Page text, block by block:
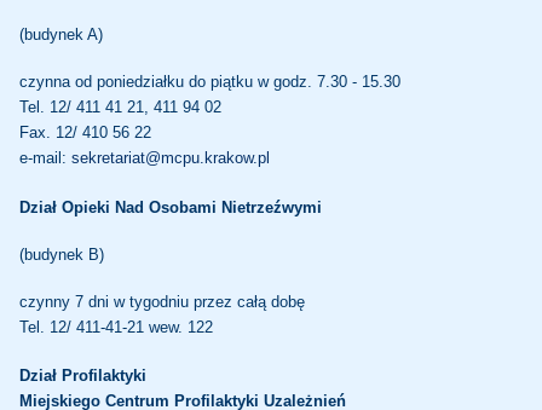
(budynek A)
czynna od poniedziałku do piątku w godz. 7.30 - 15.30
Tel. 12/ 411 41 21, 411 94 02
Fax. 12/ 410 56 22
e-mail: sekretariat@mcpu.krakow.pl
Dział Opieki Nad Osobami Nietrzeźwymi
(budynek B)
czynny 7 dni w tygodniu przez całą dobę
Tel. 12/ 411-41-21 wew. 122
Dział Profilaktyki
Miejskiego Centrum Profilaktyki Uzależnień